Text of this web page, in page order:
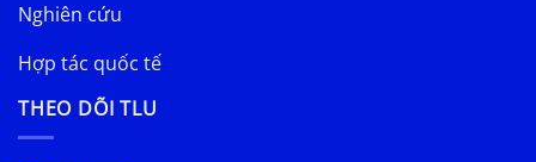
Nghiên cứu
Hợp tác quốc tế
THEO DÕI TLU